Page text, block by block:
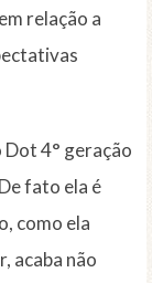
relação a
4° geração
fato ela é
como ela
acaba não